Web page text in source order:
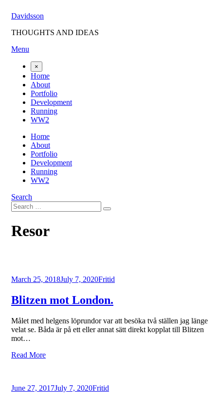
Davidsson
THOUGHTS AND IDEAS
Menu
×
Home
About
Portfolio
Development
Running
WW2
Home
About
Portfolio
Development
Running
WW2
Search
Search
for:
Search
Category
:
Resor
Posted
March 25, 2018July 7, 2020Fritid
Blitzen mot London.
Målet med helgens löprundor var att besöka två ställen jag länge
velat se. Båda är på ett eller annat sätt direkt kopplat till Blitzen
mot…
Read More
Posted
June 27, 2017July 7, 2020Fritid